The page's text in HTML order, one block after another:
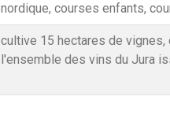
nordique, courses enfants,
cultive 15 hectares de vignes,
l'ensemble des vins du Jura